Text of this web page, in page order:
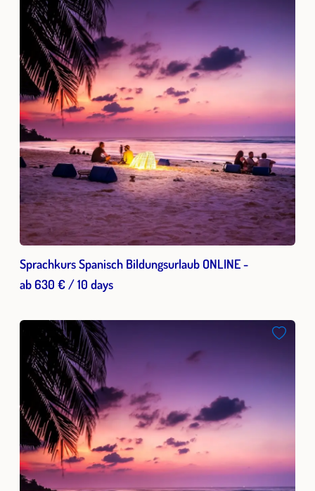
Sprachkurs Spanisch Bildungsurlaub ONLINE -
ab 630 € / 10 days